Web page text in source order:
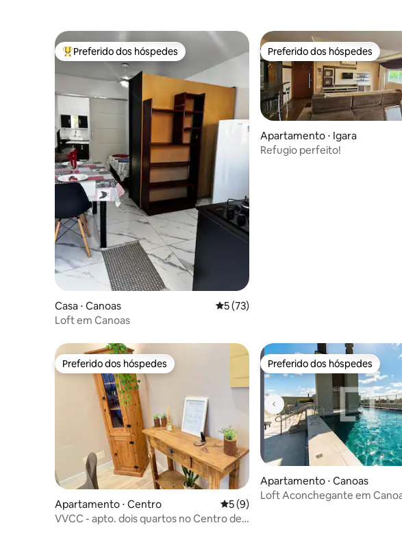
Entre os melhores preferidos dos hóspedes
Preferido dos hóspedes
Casa ⋅ Canoas 5 de uma avaliação média de 5, 73
5 (73)
Loft em Canoas
Preferido dos hóspedes
Preferido dos hóspedes
Apartamento ⋅ Igara
Refugio perfeito!
Preferido dos hóspedes
Preferido dos hóspedes
Apartamento ⋅ Centro 5 de uma avaliação média de 5, 9
5 (9)
VVCC - apto. dois quartos no Centro de
Preferido dos hóspedes
Preferido dos hóspedes
Apartamento ⋅ Canoas
Loft Aconchegante em